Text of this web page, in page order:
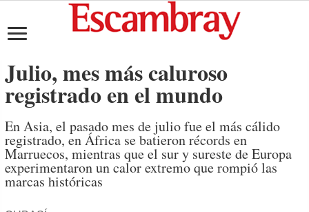
Julio, mes más caluroso
registrado en el mundo
En Asia, el pasado mes de julio fue el más cálido
registrado, en África se batieron récords en
Marruecos, mientras que el sur y sureste de Europa
experimentaron un calor extremo que rompió las
marcas históricas